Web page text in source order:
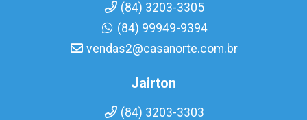
(84) 3203-3305
(84) 99949-9394
vendas2@casanorte.com.br
Jairton
(84) 3203-3303